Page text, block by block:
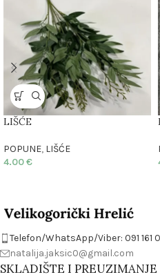
LIŠĆE
POPUNE, LIŠĆE
4.00€
Telefon/WhatsApp/Viber: 091 161
natalija.jaksic0@gmail.com
SKLADIŠTE I PREUZIMANJE